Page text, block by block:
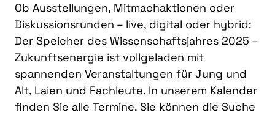
Ob Ausstellungen, Mitmachaktionen oder
Diskussionsrunden – live, digital oder hybrid:
Der Speicher des Wissenschaftsjahres 2025 –
Zukunftsenergie ist vollgeladen mit
spannenden Veranstaltungen für Jung und
Alt, Laien und Fachleute. In unserem Kalender
finden Sie alle Termine. Sie können die Suche